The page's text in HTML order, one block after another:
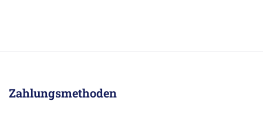
Zahlungsmethoden